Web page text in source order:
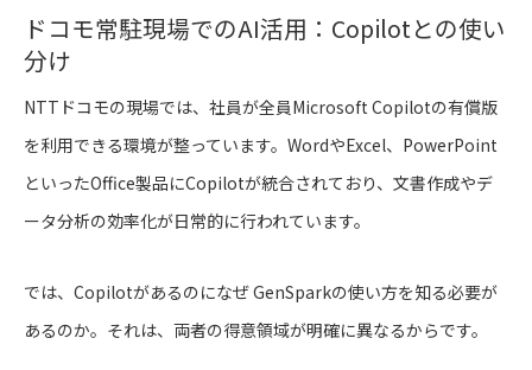
ドコモ常駐現場でのAI活用：Copilotとの使い
分け
NTTドコモの現場では、社員が全員Microsoft Copilotの有償版
を利用できる環境が整っています。WordやExcel、PowerPoint
といったOffice製品にCopilotが統合されており、文書作成やデ
ータ分析の効率化が日常的に行われています。
では、Copilotがあるのになぜ GenSparkの使い方を知る必要が
あるのか。それは、両者の得意領域が明確に異なるからです。